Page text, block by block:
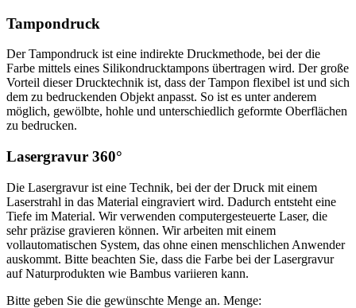
Tampondruck
Der Tampondruck ist eine indirekte Druckmethode, bei der die
Farbe mittels eines Silikondrucktampons übertragen wird. Der große
Vorteil dieser Drucktechnik ist, dass der Tampon flexibel ist und sich
dem zu bedruckenden Objekt anpasst. So ist es unter anderem
möglich, gewölbte, hohle und unterschiedlich geformte Oberflächen
zu bedrucken.
Lasergravur 360°
Die Lasergravur ist eine Technik, bei der der Druck mit einem
Laserstrahl in das Material eingraviert wird. Dadurch entsteht eine
Tiefe im Material. Wir verwenden computergesteuerte Laser, die
sehr präzise gravieren können. Wir arbeiten mit einem
vollautomatischen System, das ohne einen menschlichen Anwender
auskommt. Bitte beachten Sie, dass die Farbe bei der Lasergravur
auf Naturprodukten wie Bambus variieren kann.
Bitte geben Sie die gewünschte Menge an. Menge: